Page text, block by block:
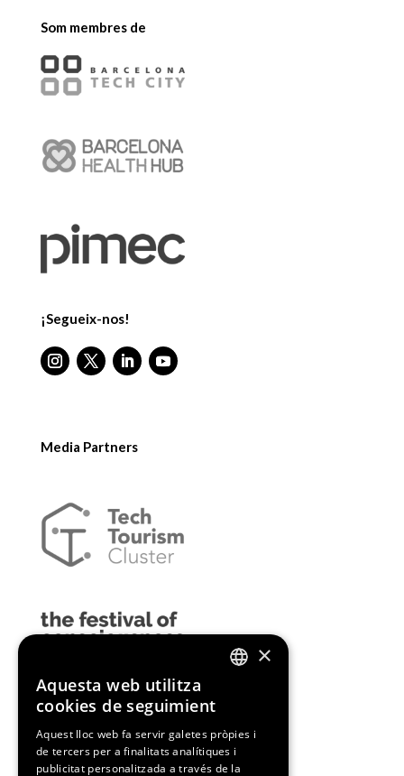
Som membres de
¡Segueix-nos!
Media Partners
CATALAN
×
Aquesta web utilitza
cookies de seguimient
Aquest lloc web fa servir galetes pròpies i
de tercers per a finalitats analítiques i
publicitat personalitzada a través de la